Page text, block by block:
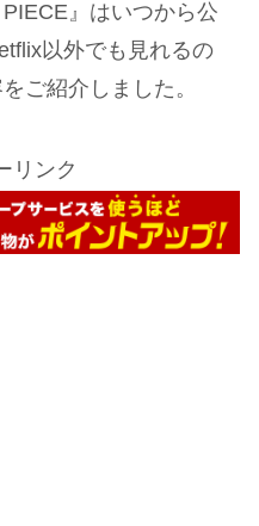
』はいつから公
以外でも見れるの
ご紹介しました。
リンク